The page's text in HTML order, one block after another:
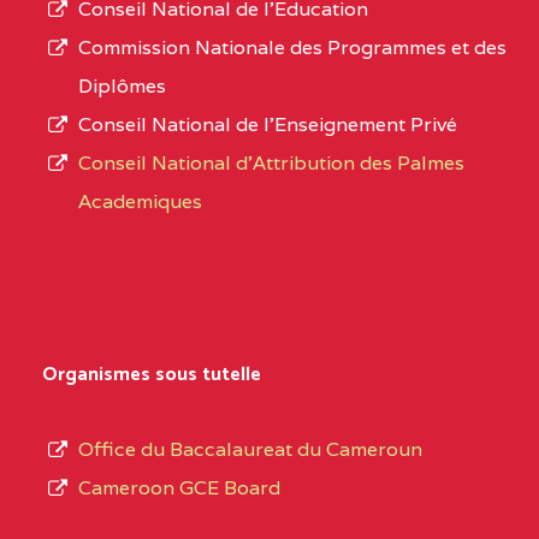
CENTRE
COLLEGE PANAFRICAIN
DE L'EXCELLENCE BP
CENTRE
COLLEGE PRIVE
CENTRE
COLLEGE PRIVE LAIC
SAINT MICHEL
L’offre
d’éducation
de
Conseil National de l’Education
Commission Nationale des Programmes et des
Diplômes
Conseil National de l’Enseignement Privé
Conseil National d'Attribution des Palmes
Academiques
Organismes sous tutelle
Office du Baccalaureat du Cameroun
Cameroon GCE Board